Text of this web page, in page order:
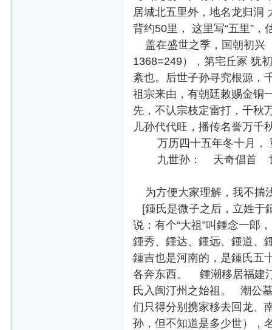
居城北五里外，地名龙归洞
背约50里， 这里写“五里”，
盖在盛世之季，国朝初兴
1368=249），第宅丘冢 犹
紊也。后世子孙寻究根源，
祖宗来由，有朝廷敕赐金铜
先，不认宗枝定雷打，千秋
儿孙代代旺，播传名誉万千
万历四十五年冬十月，
九世孙： 天奇倡首 世
为方便大家理解，我不揣
[鍾氏是微子之后，立姓于
说：有个“大祖”叫鍾念一郎
鍾秀、鍾达、鍾远、鍾道、
鍾吉也是河南的，是鍾氏五
各奔东西。 鍾潮移居福建
氏入闽汀州之始祖。 潮公
们只得分别携家移去回龙、
孙，但不知道是多少世），